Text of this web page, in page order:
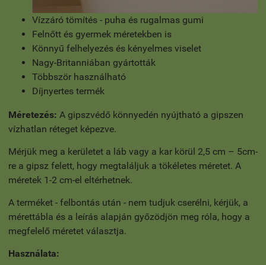
Vízzáró tömítés - puha és rugalmas gumi
Felnőtt és gyermek méretekben is
Könnyű felhelyezés és kényelmes viselet
Nagy-Britanniában gyártották
Többször használható
Díjnyertes termék
Méretezés: A gipszvédő könnyedén nyújtható a gipszen
vízhatlan réteget képezve.
Mérjük meg a kerületet a láb vagy a kar körül 2,5 cm – 5cm-
re a gipsz felett, hogy megtaláljuk a tökéletes méretet. A
méretek 1-2 cm-el eltérhetnek.
A terméket - felbontás után - nem tudjuk cserélni, kérjük, a
mérettábla és a leírás alapján győzödjön meg róla, hogy a
megfelelő méretet választja.
Használata: